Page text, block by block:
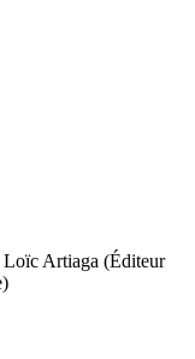
Loïc Artiaga (Éditeur